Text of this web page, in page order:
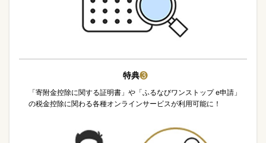
特典❸
「寄附金控除に関する証明書」や「ふるなびワンストップ e申請」
の税金控除に関わる各種オンラインサービスが利用可能に！